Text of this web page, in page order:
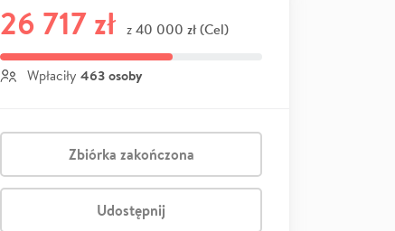
26 717 zł z 40 000 zł (Cel)
Wpłaciły 463 osoby
Zbiórka zakończona
Udostępnij